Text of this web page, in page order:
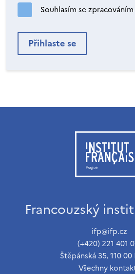
Souhlasím se zpracováním
Francouzský
ifp@ifp.cz
(+420) 221 401
Štěpánská 35, 110 00
Všechny